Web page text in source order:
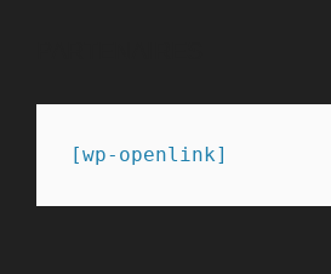
[wp-openlink]